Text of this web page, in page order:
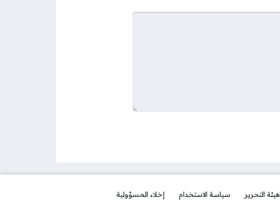
هيئة التحرير سياسة الاستخدام إخلاء المسؤولية